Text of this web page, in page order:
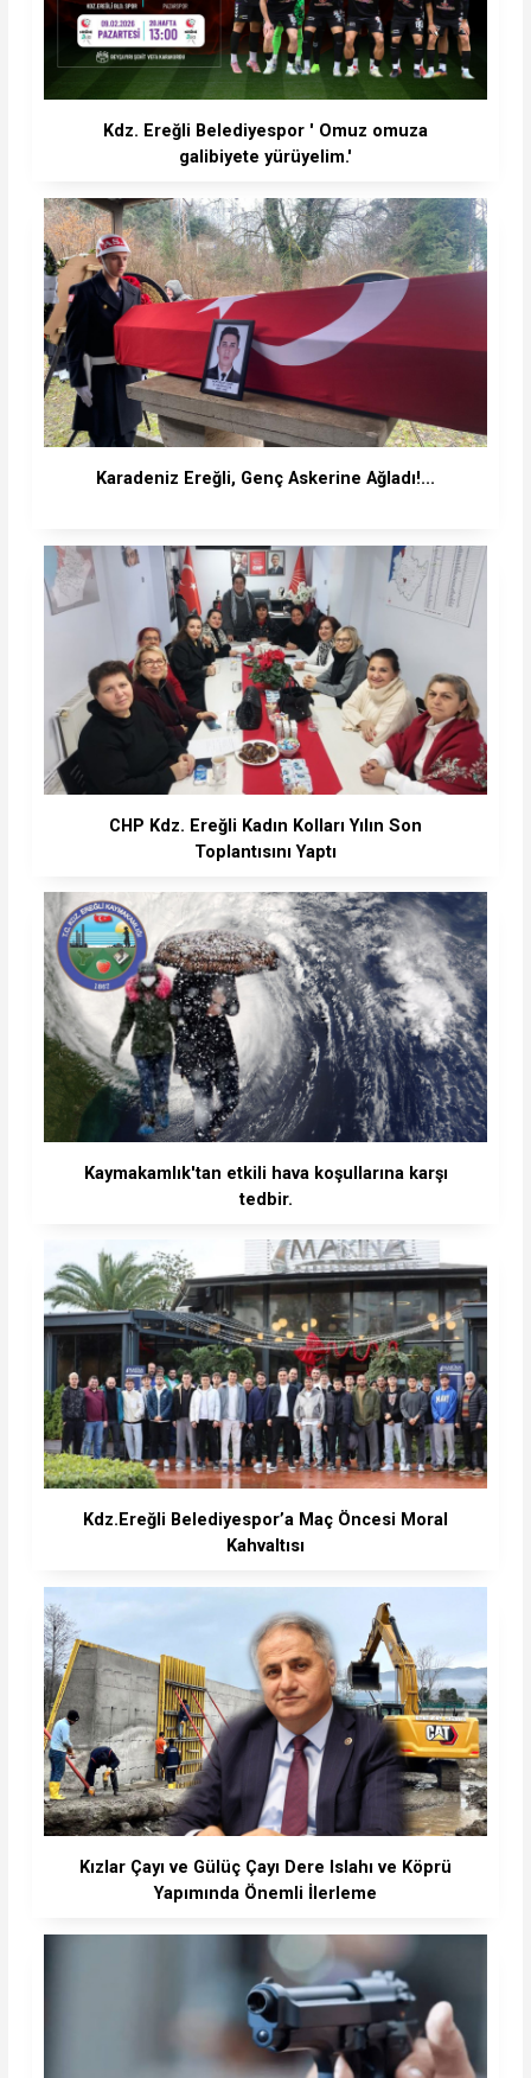
Kdz. Ereğli Belediyespor ' Omuz omuza
galibiyete yürüyelim.'
Karadeniz Ereğli, Genç Askerine Ağladı!...
CHP Kdz. Ereğli Kadın Kolları Yılın Son
Toplantısını Yaptı
Kaymakamlık'tan etkili hava koşullarına karşı
tedbir.
Kdz.Ereğli Belediyespor’a Maç Öncesi Moral
Kahvaltısı
Kızlar Çayı ve Gülüç Çayı Dere Islahı ve Köprü
Yapımında Önemli İlerleme